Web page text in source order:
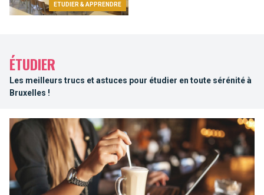
ETUDIER & APPRENDRE
ÉTUDIER
Les meilleurs trucs et astuces pour étudier en toute sérénité à
Bruxelles !